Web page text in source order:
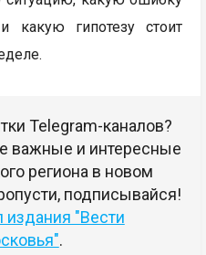
какую гипотезу стоит
Telegram-каналов?
важные и интересные
региона в новом
подписывайся!
издания "Вести
.